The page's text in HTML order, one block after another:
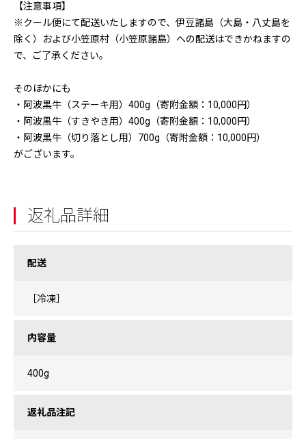
【注意事項】
※クール便にて配送いたしますので、伊豆諸島（大島・八丈島を
除く）および小笠原村（小笠原諸島）への配送はできかねますの
で、ご了承ください。
そのほかにも
・阿波黒牛（ステーキ用）400g（寄附金額：10,000円）
・阿波黒牛（すきやき用）400g（寄附金額：10,000円）
・阿波黒牛（切り落とし用）700g（寄附金額：10,000円）
がございます。
返礼品詳細
配送
［冷凍］
内容量
400g
返礼品注記